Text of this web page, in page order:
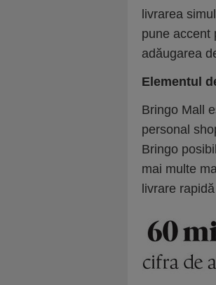
livrarea
pune accent
adăugarea
Elementul
Bringo Mall
personal
Bringo
mai multe
livrare